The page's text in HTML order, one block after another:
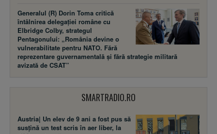
Generalul (R) Dorin Toma critică
întâlnirea delegației române cu
Elbridge Colby, strategul
Pentagonului: „România devine o
vulnerabilitate pentru NATO. Fără
reprezentare guvernamentală și fără strategie militară
avizată de CSAT”
SMARTRADIO.RO
Austria| Un elev de 9 ani a fost pus să
susţină un test scris în aer liber, la